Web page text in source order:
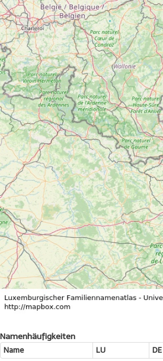
Namenhäufigkeiten
Name LU DE